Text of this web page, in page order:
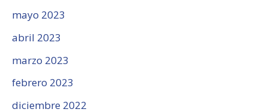
mayo 2023
abril 2023
marzo 2023
febrero 2023
diciembre 2022